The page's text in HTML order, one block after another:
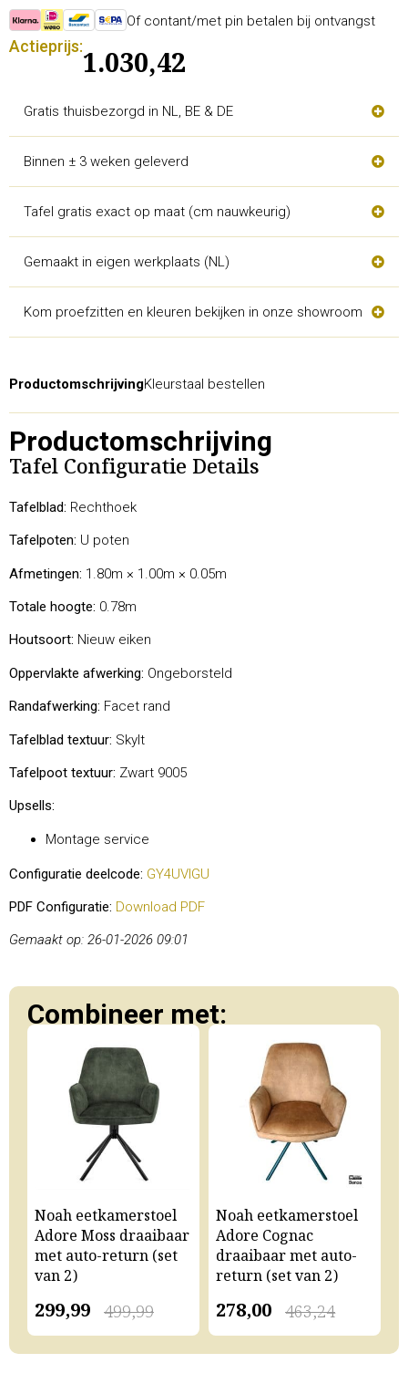
Of contant/met pin betalen bij ontvangst
Actieprijs:
1.030,42
Gratis thuisbezorgd in NL, BE & DE
Binnen ± 3 weken geleverd
Tafel gratis exact op maat (cm nauwkeurig)
Gemaakt in eigen werkplaats (NL)
Kom proefzitten en kleuren bekijken in onze showroom
ProductomschrijvingKleurstaal bestellen
Productomschrijving
Tafel Configuratie Details
Tafelblad: Rechthoek
Tafelpoten: U poten
Afmetingen: 1.80m × 1.00m × 0.05m
Totale hoogte: 0.78m
Houtsoort: Nieuw eiken
Oppervlakte afwerking: Ongeborsteld
Randafwerking: Facet rand
Tafelblad textuur: Skylt
Tafelpoot textuur: Zwart 9005
Upsells:
Montage service
Configuratie deelcode: GY4UVIGU
PDF Configuratie: Download PDF
Gemaakt op: 26-01-2026 09:01
Combineer met:
Noah eetkamerstoel
Adore Moss draaibaar
met auto-return (set
van 2)
499,99
299,99
Noah eetkamerstoel
Adore Cognac
draaibaar met auto-
return (set van 2)
463,24
278,00